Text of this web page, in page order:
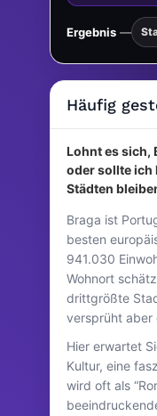
Ergebnis —
Häufig
Lohnt es sich,
oder sollte ich
Städten
Braga ist
besten
941.030
Wohnort
drittgrößte
versprüht aber
Hier erwartet
Kultur, eine
wird oft als